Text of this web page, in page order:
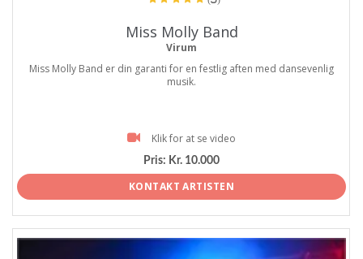
Miss Molly Band
Virum
Miss Molly Band er din garanti for en festlig aften med dansevenlig
musik.
Klik for at se video
Pris: Kr. 10.000
KONTAKT ARTISTEN